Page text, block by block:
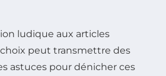
ludique aux articles
peut transmettre des
astuces pour dénicher ces